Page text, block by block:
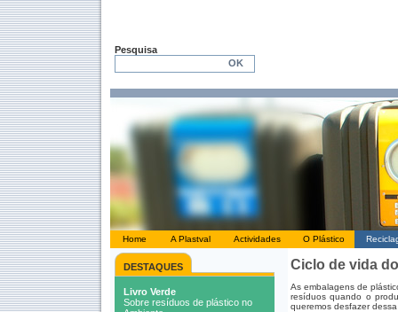
Pesquisa
Home A Plastval Actividades O Plástico
DESTAQUES Ciclo de vida
As embalagens de
resíduos quando o
queremos desfazer